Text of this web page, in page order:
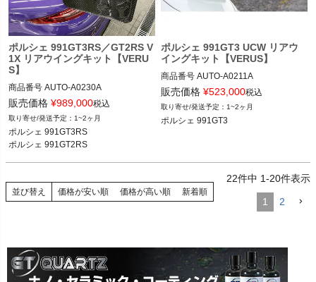
ポルシェ 991GT3RS／GT2RS V
1X リアウイングキット【VERU
S】
商品番号 AUTO-A0230A
メーカー品番：A0230A
ポルシェ 991GT3RS前期 14-16
ポルシェ 991GT3RS後期 18-19
ポルシェ 991GT2RS 17-19
販売価格 ¥989,000税込
1~2ヶ月
ポルシェ 991GT3RS
ポルシェ 991GT2RS
ポルシェ 991GT3 UCW リアウ
イングキット【VERUS】
商品番号 AUTO-A0211A
メーカー品番：A0211A
ポルシェ 991GT3 13-19
販売価格 ¥523,000税込
1~2ヶ月
ポルシェ 991GT3
並び替え 価格が安い順 価格が高い順 新着順
22件中 1-20件表示
1 2